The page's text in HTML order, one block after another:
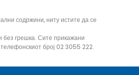
содржини, ниту истите да се
без грешка. Сите прикажани
број 02 3055 222.